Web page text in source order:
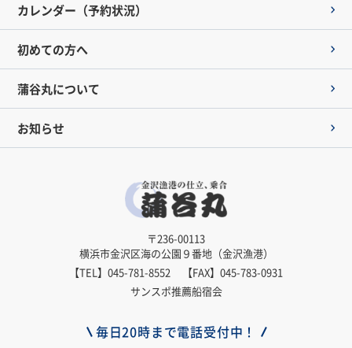
カレンダー（予約状況）
初めての方へ
蒲谷丸について
お知らせ
〒236-00113
横浜市金沢区海の公園９番地（金沢漁港）
【TEL】 045-781-8552
【FAX】045-783-0931
サンスポ推薦船宿会
毎日20時まで電話受付中！